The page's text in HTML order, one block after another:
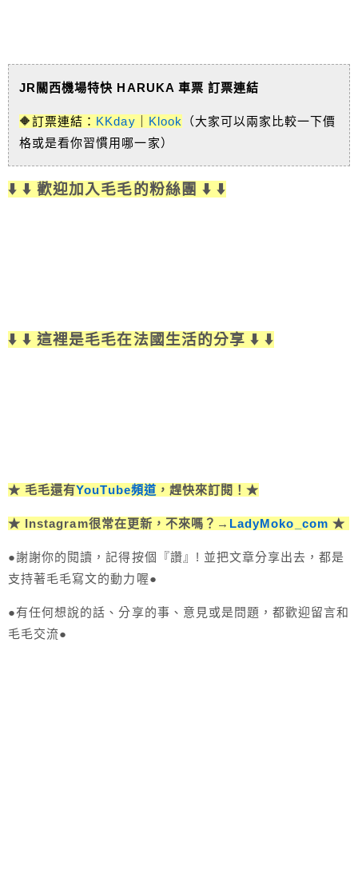
JR關西機場特快 HARUKA 車票 訂票連結
🔶訂票連結： KKday Klook
（大家可以兩家比較一下價
格或是看你習慣用哪一家）
⬇️ ⬇️ 歡迎加入毛毛的粉絲團 ⬇️ ⬇️
⬇️ ⬇️ 這裡是毛毛在法國生活的分享 ⬇️ ⬇️
★ 毛毛還有YouTube頻道 ，趕快來訂閱！★
★ Instagram很常在更新，不來嗎？→ LadyMoko_com ★
●謝謝你的閱讀，記得按個『讚』! 並把文章分享出去，都是
支持著毛毛寫文的動力喔●
●有任何想說的話、分享的事、意見或是問題，都歡迎留言和
毛毛交流●